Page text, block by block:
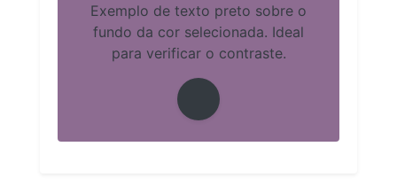
Exemplo de texto preto sobre o
fundo da cor selecionada. Ideal
para verificar o contraste.